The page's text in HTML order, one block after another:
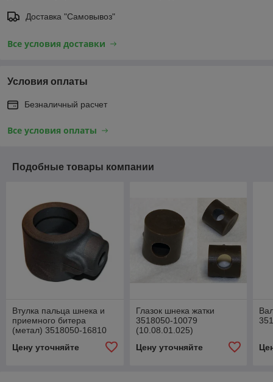
Доставка "Самовывоз"
Все условия доставки
Условия оплаты
Безналичный расчет
Все условия оплаты
Подобные товары компании
Втулка пальца шнека и
приемного битера
(метал) 3518050-16810
Цену уточняйте
Глазок шнека жатки
3518050-10079
(10.08.01.025)
Цену уточняйте